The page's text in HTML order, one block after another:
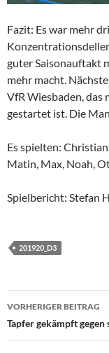
Fazit: Es war mehr
guter Saisonauftakt
mehr macht.
VfR Wiesbaden, das
gestartet ist. Die
Es spielten:
Matin, Max, Noah,
Spielbericht: Stefan
201920_D3
VORHERIGER BEITRAG
Tapfer gekämpft